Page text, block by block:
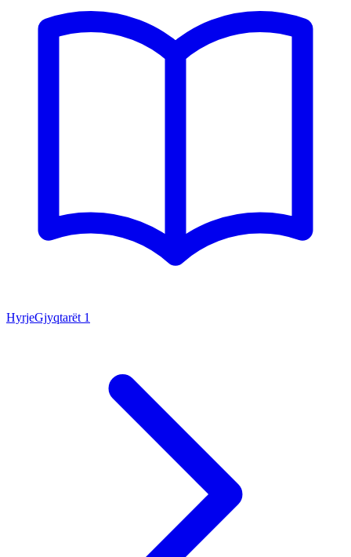
HyrjeGjyqtarët 1